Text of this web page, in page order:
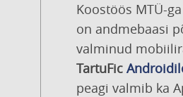
Koostöös MTÜ-
on andmebaasi
valminud
TartuFic
peagi valmib ka